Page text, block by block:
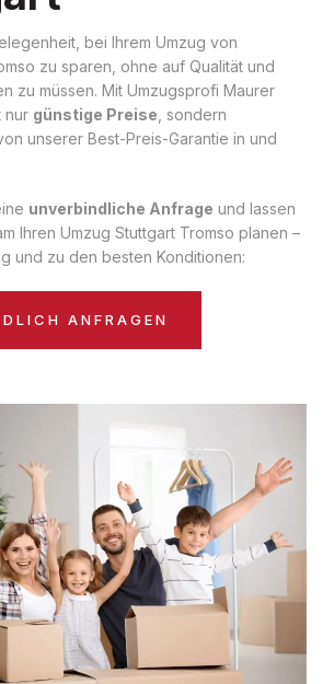
bei Ihrem Umzug von
zu sparen, ohne auf Qualität und
zu müssen. Mit Umzugsprofi Maurer
nur günstige Preise , sondern
unserer Best-Preis-Garantie in und
unverbindliche Anfrage und lassen
Ihren Umzug Stuttgart Tromso planen –
und zu den besten Konditionen:
ANFRAGEN